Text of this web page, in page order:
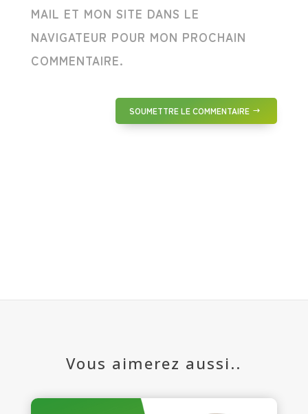
MAIL ET MON SITE DANS LE
NAVIGATEUR POUR MON PROCHAIN
COMMENTAIRE.
SOUMETTRE LE COMMENTAIRE
Vous aimerez aussi..